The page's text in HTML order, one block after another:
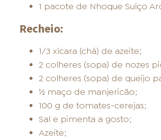
1 pacote de Nhoque Suíço
Recheio:
1/3 xícara (chá) de azeite;
2 colheres (sopa) de nozes
2 colheres (sopa) de queijo
½ maço de manjericão;
100 g de tomates-cerejas;
Sal e pimenta a gosto;
Azeite;